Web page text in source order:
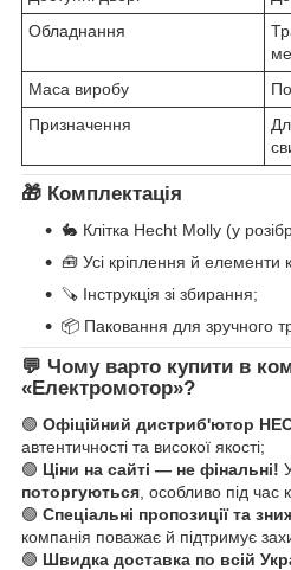
Обладнання
Маса виробу
Призначення
🎁 Комплектація
🐇 Клітка Hecht Molly (у
🧰 Усі кріплення й елементи
🪚 Інструкція зі збирання;
📦 Паковання для зручного
💬 Чому варто купити в
«Електромотор»?
🟢 Офіційний дистриб'ютор
автентичності та високої якості;
🟢 Ціни на сайті — не фінальні!
поторгуються , особливо під час
🟢 Спеціальні пропозиції та
компанія поважає й підтримує
🟢 Швидка доставка по всій